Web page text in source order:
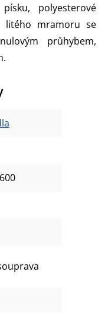
polyesterové
litého mramoru se
průhybem,